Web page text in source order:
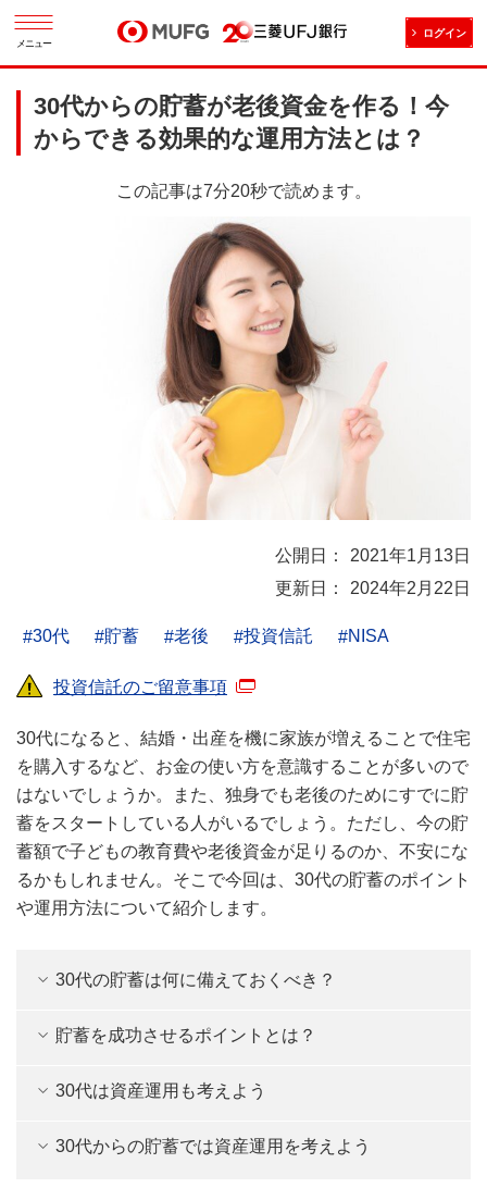
メニュー
ログイン
30代からの貯蓄が老後資金を作る！今
からできる効果的な運用方法とは？
この記事は7分20秒で読めます。
2021年1月13日
2024年2月22日
30代 貯蓄 老後 投資信託 NISA
投資信託のご留意事項
30代になると、結婚・出産を機に家族が増えることで住宅
を購入するなど、お金の使い方を意識することが多いので
はないでしょうか。また、独身でも老後のためにすでに貯
蓄をスタートしている人がいるでしょう。ただし、今の貯
蓄額で子どもの教育費や老後資金が足りるのか、不安にな
るかもしれません。そこで今回は、30代の貯蓄のポイント
や運用方法について紹介します。
30代の貯蓄は何に備えておくべき？
貯蓄を成功させるポイントとは？
30代は資産運用も考えよう
30代からの貯蓄では資産運用を考えよう